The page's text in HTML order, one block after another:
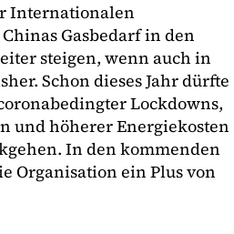
Internationalen
Gasbedarf in den
steigen, wenn auch in
Schon dieses Jahr dürfte
Lockdowns,
und höherer Energiekosten
In den kommenden
Organisation ein Plus von